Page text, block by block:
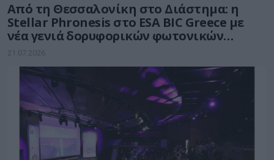
Από τη Θεσσαλονίκη στο Διάστημα: η
Stellar Phronesis στο ESA BIC Greece με
νέα γενιά δορυφορικών φωτονικών
επικοινωνιών
21.07.2026